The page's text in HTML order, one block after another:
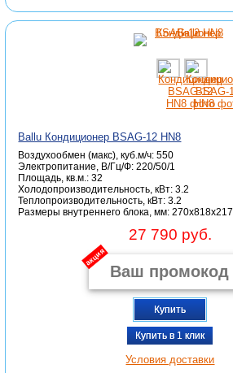
Ballu Кондиционер BSAG-12 HN8
Воздухообмен (макс), куб.м/ч: 550
Электропитание, В/Гц/Ф: 220/50/1
Площадь, кв.м.: 32
Холодопроизводительность, кВт: 3.2
Теплопроизводительность, кВт: 3.2
Размеры внутреннего блока, мм: 270x818x217
27 790 руб.
акция
Купить
Купить в 1 клик
Условия доставки